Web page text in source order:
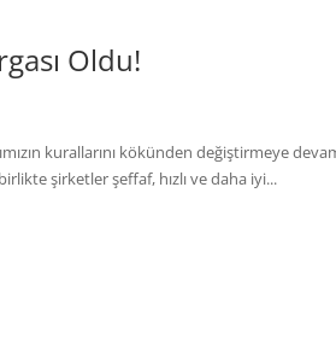
Oldu!
kurallarını kökünden değiştirmeye
şirketler şeffaf, hızlı ve daha iyi...